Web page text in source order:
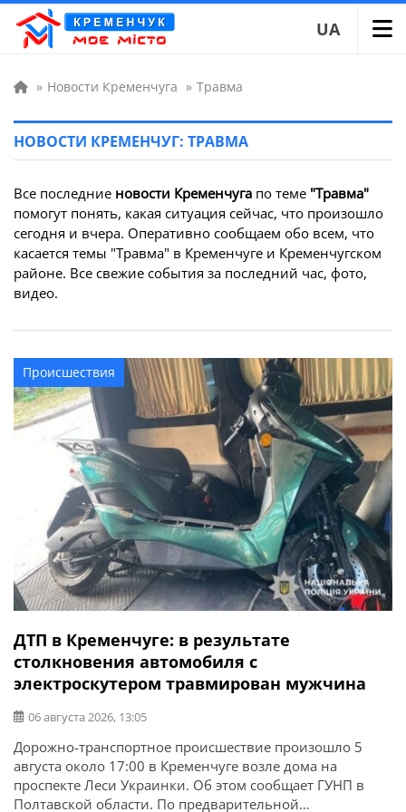
UA
» Новости Кременчуга » Травма
НОВОСТИ КРЕМЕНЧУГ: ТРАВМА
Все последние новости Кременчуга по теме "Травма"
помогут понять, какая ситуация сейчас, что произошло
сегодня и вчера. Оперативно сообщаем обо всем, что
касается темы "Травма" в Кременчуге и Кременчугском
районе. Все свежие события за последний час, фото,
видео.
Происшествия
ДТП в Кременчуге: в результате
столкновения автомобиля с
электроскутером травмирован мужчина
06 августа 2026, 13:05
Дорожно-транспортное происшествие произошло 5
августа около 17:00 в Кременчуге возле дома на
проспекте Леси Украинки. Об этом сообщает ГУНП в
Полтавской области. По предварительной